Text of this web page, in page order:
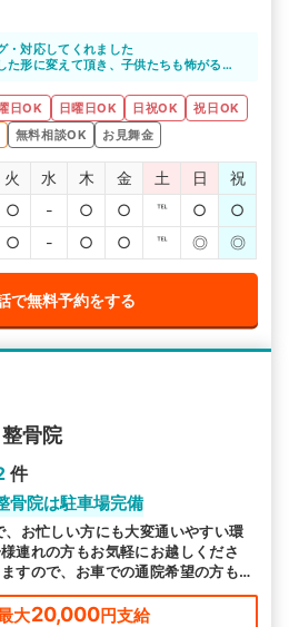
・対応してくれました
た形に変えて頂き、子供たちも怖がるこ
日OK 日曜日OK 日祝OK
祝日OK
無料相談OK お見舞金
火 水 木 金 土 日
祝
○ - ○ ○ ℡ ○
○
○ - ○ ○ ℡ ◎ ◎
で無料予約をする
骨院
件
骨院は駐車場完備
お忙しい方にも大変通いやすい環
連れの方もお気軽にお越しくださ
すので、お車での通院希望の方も通
大20,000円支給